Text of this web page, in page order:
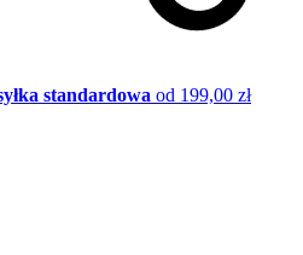
standardowa od 199,00 zł